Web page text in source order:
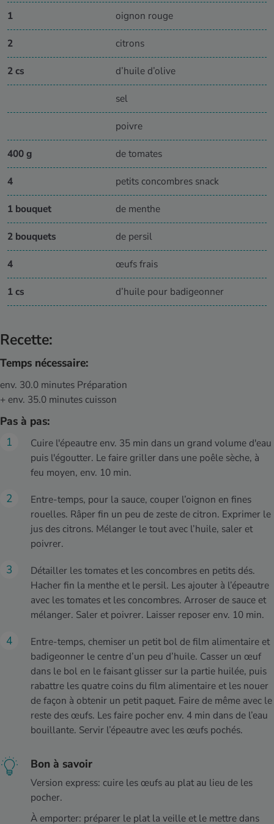
1 oignon rouge
2 citrons
2 cs d’huile d’olive
sel
poivre
400 g de tomates
4 petits concombres snack
1 bouquet de menthe
2 bouquets de persil
4 œufs frais
1 cs d’huile pour badigeonner
Recette:
Temps nécessaire:
env. 30.0 minutes Préparation
+ env. 35.0 minutes cuisson
Pas à pas:
Cuire l'épeautre env. 35 min dans un grand volume d'eau
puis l'égoutter. Le faire griller dans une poêle sèche, à
feu moyen, env. 10 min.
Entre-temps, pour la sauce, couper l’oignon en fines
rouelles. Râper fin un peu de zeste de citron. Exprimer le
jus des citrons. Mélanger le tout avec l’huile, saler et
poivrer.
Détailler les tomates et les concombres en petits dés.
Hacher fin la menthe et le persil. Les ajouter à l’épeautre
avec les tomates et les concombres. Arroser de sauce et
mélanger. Saler et poivrer. Laisser reposer env. 10 min.
Entre-temps, chemiser un petit bol de film alimentaire et
badigeonner le centre d’un peu d’huile. Casser un œuf
dans le bol en le faisant glisser sur la partie huilée, puis
rabattre les quatre coins du film alimentaire et les nouer
de façon à obtenir un petit paquet. Faire de même avec le
reste des œufs. Les faire pocher env. 4 min dans de l’eau
bouillante. Servir l’épeautre avec les œufs pochés.
Bon à savoir
Version express: cuire les œufs au plat au lieu de les
pocher.
À emporter: préparer le plat la veille et le mettre dans